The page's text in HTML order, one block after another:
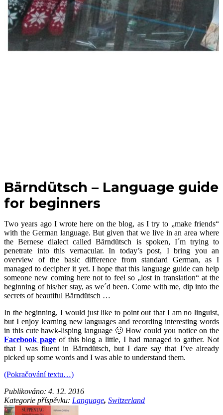
Bärndütsch – Language guide
for beginners
Two years ago I wrote here on the blog, as I try to „make friends“
with the German language. But given that we live in an area where
the Bernese dialect called Bärndütsch is spoken, I´m trying to
penetrate into this vernacular. In today’s post, I bring you an
overview of the basic difference from standard German, as I
managed to decipher it yet. I hope that this language guide can help
someone new coming here not to feel so „lost in translation“ at the
beginning of his/her stay, as we´d been. Come with me, dip into the
secrets of beautiful Bärndütsch …
In the beginning, I would just like to point out that I am no linguist,
but I enjoy learning new languages and recording interesting words
in this cute hawk-lisping language 🙂 How could you notice on the
Facebook pageof this blog a little, I had managed to gather. Not
that I was fluent in Bärndütsch, but I dare say that I’ve already
picked up some words and I was able to understand them.
(Pokračování textu…)
Publikováno: 4. 12. 2016
Kategorie příspěvku: Language, Switzerland